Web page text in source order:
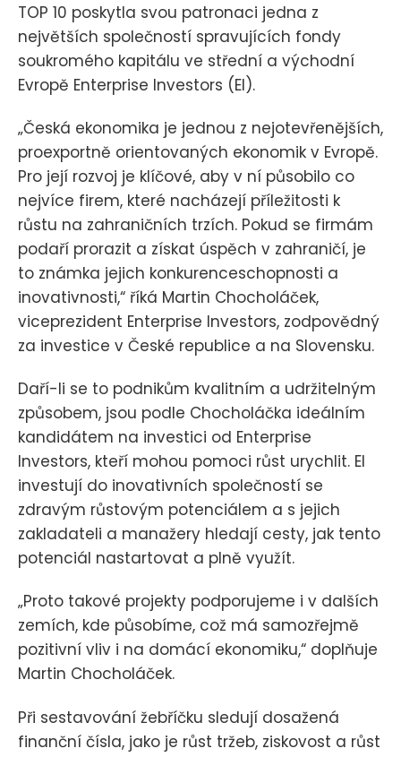
TOP 10 poskytla svou patronaci jedna z
největších společností spravujících fondy
soukromého kapitálu ve střední a východní
Evropě Enterprise Investors (EI).
„Česká ekonomika je jednou z nejotevřenějších,
proexportně orientovaných ekonomik v Evropě.
Pro její rozvoj je klíčové, aby v ní působilo co
nejvíce firem, které nacházejí příležitosti k
růstu na zahraničních trzích. Pokud se firmám
podaří prorazit a získat úspěch v zahraničí, je
to známka jejich konkurenceschopnosti a
inovativnosti,“ říká Martin Chocholáček,
viceprezident Enterprise Investors, zodpovědný
za investice v České republice a na Slovensku.
Daří-li se to podnikům kvalitním a udržitelným
způsobem, jsou podle Chocholáčka ideálním
kandidátem na investici od Enterprise
Investors, kteří mohou pomoci růst urychlit. EI
investují do inovativních společností se
zdravým růstovým potenciálem a s jejich
zakladateli a manažery hledají cesty, jak tento
potenciál nastartovat a plně využít.
„Proto takové projekty podporujeme i v dalších
zemích, kde působíme, což má samozřejmě
pozitivní vliv i na domácí ekonomiku,“ doplňuje
Martin Chocholáček.
Při sestavování žebříčku sledují dosažená
finanční čísla, jako je růst tržeb, ziskovost a růst